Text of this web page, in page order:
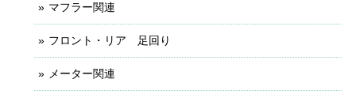
マフラー関連
フロント・リア 足回り
メーター関連